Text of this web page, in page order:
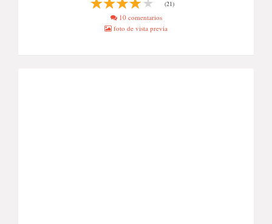
(21)
10 comentarios
foto de vista previa